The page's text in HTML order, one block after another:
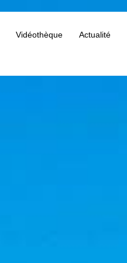
Vidéothèque Actualité